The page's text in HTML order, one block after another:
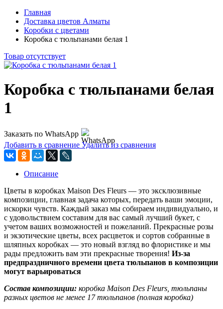
Главная
Доставка цветов Алматы
Коробки с цветами
Коробка с тюльпанами белая 1
Товар отсутствует
Коробка с тюльпанами белая
1
Заказать по WhatsApp
Добавить в сравнение Удалить из сравнения
Описание
Цветы в коробках Maison Des Fleurs ― это эксклюзивные
композиции, главная задача которых, передать ваши эмоции,
искорки чувств. Каждый заказ мы собираем индивидуально, и
с удовольствием составим для вас самый лучший букет, с
учетом ваших возможностей и пожеланий. Прекрасные розы
и экзотические цветы, всех расцветок и сортов собранные в
шляпных коробках ― это новый взгляд во флористике и мы
рады предложить вам эти прекрасные творения! Из-за
предпраздничного времени цвета тюльпанов в композиции
могут варьироваться
Состав композиции: коробка Maison Des Fleurs, тюльпаны
разных цветов не менее 17 тюльпанов (полная коробка)